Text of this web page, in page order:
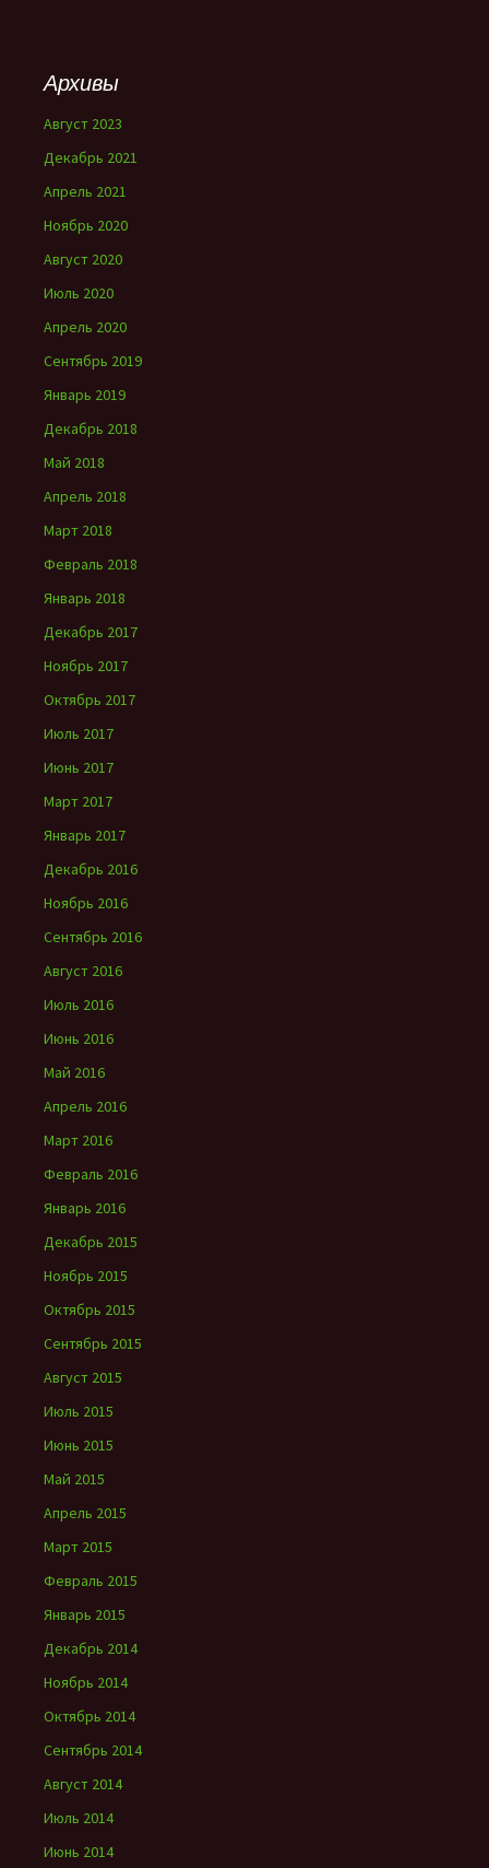
Архивы
Август 2023
Декабрь 2021
Апрель 2021
Ноябрь 2020
Август 2020
Июль 2020
Апрель 2020
Сентябрь 2019
Январь 2019
Декабрь 2018
Май 2018
Апрель 2018
Март 2018
Февраль 2018
Январь 2018
Декабрь 2017
Ноябрь 2017
Октябрь 2017
Июль 2017
Июнь 2017
Март 2017
Январь 2017
Декабрь 2016
Ноябрь 2016
Сентябрь 2016
Август 2016
Июль 2016
Июнь 2016
Май 2016
Апрель 2016
Март 2016
Февраль 2016
Январь 2016
Декабрь 2015
Ноябрь 2015
Октябрь 2015
Сентябрь 2015
Август 2015
Июль 2015
Июнь 2015
Май 2015
Апрель 2015
Март 2015
Февраль 2015
Январь 2015
Декабрь 2014
Ноябрь 2014
Октябрь 2014
Сентябрь 2014
Август 2014
Июль 2014
Июнь 2014